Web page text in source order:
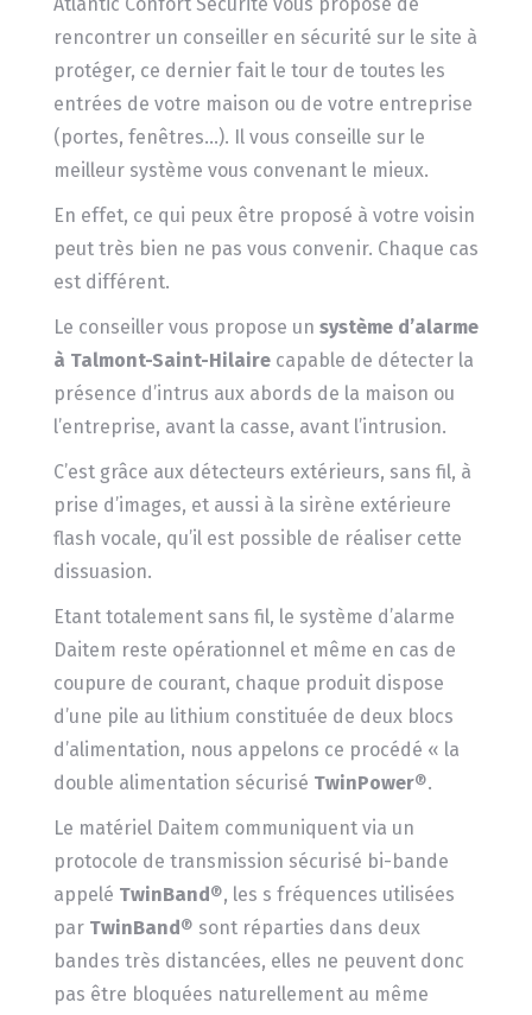
Atlantic Confort Sécurité vous propose de
rencontrer un conseiller en sécurité sur le site à
protéger, ce dernier fait le tour de toutes les
entrées de votre maison ou de votre entreprise
(portes, fenêtres…). Il vous conseille sur le
meilleur système vous convenant le mieux.
En effet, ce qui peux être proposé à votre voisin
peut très bien ne pas vous convenir. Chaque cas
est différent.
Le conseiller vous propose un système d’alarme
à Talmont-Saint-Hilairecapable de détecter la
présence d’intrus aux abords de la maison ou
l’entreprise, avant la casse, avant l’intrusion.
C’est grâce aux détecteurs extérieurs, sans fil, à
prise d’images, et aussi à la sirène extérieure
flash vocale, qu’il est possible de réaliser cette
dissuasion.
Etant totalement sans fil, le système d’alarme
Daitem reste opérationnel et même en cas de
coupure de courant, chaque produit dispose
d’une pile au lithium constituée de deux blocs
d’alimentation, nous appelons ce procédé « la
double alimentation sécurisé TwinPower®.
Le matériel Daitem communiquent via un
protocole de transmission sécurisé bi-bande
appelé TwinBand ®, les s fréquences utilisées
par TwinBand ® sont réparties dans deux
bandes très distancées, elles ne peuvent donc
pas être bloquées naturellement au même